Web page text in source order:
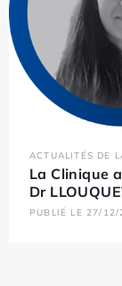
ACTUALITÉS DE
La Clinique
Dr
PUBLIÉ LE 27/12/